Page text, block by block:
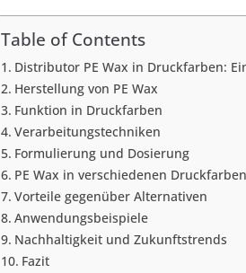
Table of Contents
Distributor PE Wax in Druckfarben:
Herstellung von PE Wax
Funktion in Druckfarben
Verarbeitungstechniken
Formulierung und Dosierung
PE Wax in verschiedenen
Vorteile gegenüber Alternativen
Anwendungsbeispiele
Nachhaltigkeit und Zukunftstrends
Fazit